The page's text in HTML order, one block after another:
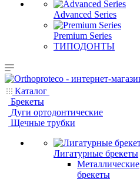
Advanced Series
Premium Series
ТИПОДОНТЫ
Каталог
Брекеты
Дуги ортодонтические
Щечные трубки
Лигатурные брекеты
Металлические
брекеты